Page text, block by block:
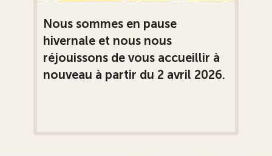
Nous sommes en pause
hivernale et nous nous
réjouissons de vous accueillir à
nouveau à partir du 2 avril 2026.